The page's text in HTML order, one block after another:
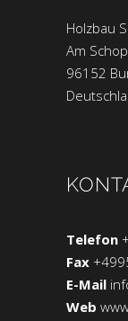
Holzbau
Am
96152
Telefon
Fax
E-Mail
Web